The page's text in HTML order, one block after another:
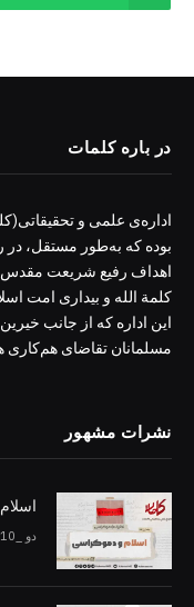
در باره کلمات
اداره‌ی علمی و
بوده که به‌طور مستقل،
اهداف رفیع شریعت مقدس
کلمة الله و بیداری امت
این اداره که از جانب
مسلمانان تقاضای هم‌کاری
نشرات مشهور
دو _10 _آگست _2026AH 10-8-2026AD